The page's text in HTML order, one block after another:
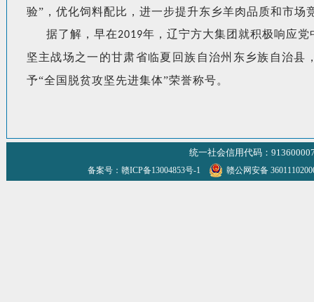
验”，优化饲料配比，进一步提升东乡羊肉品质和市场
据了解， 早在2019年， 辽宁方大集团就积极响应
坚主战场之一的甘肃省临夏回族自治州东乡族自治县
予“全国脱贫攻坚先进集体”荣誉称号。
统一社会信用代码：
备案号：赣ICP备13004853号-1 赣公网安备